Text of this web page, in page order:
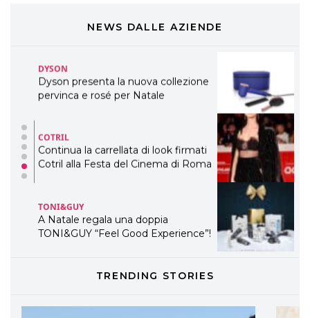
NEWS DALLE AZIENDE
WELLNESS CONGRESS 2022: I
DYSON
Dyson presenta la nuova collezione
pervinca e rosé per Natale
COTRIL
Continua la carrellata di look firmati
Cotril alla Festa del Cinema di Roma
TONI&GUY
A Natale regala una doppia
TONI&GUY “Feel Good Experience”!
LABEL.M lancia la sua innovativa ed
professionali
TRENDING STORIES